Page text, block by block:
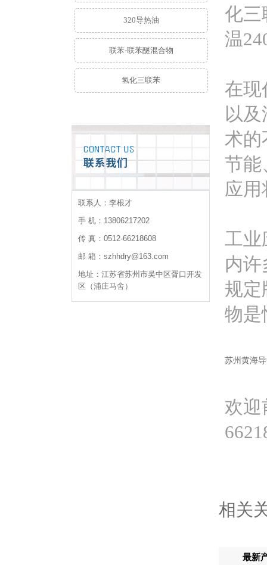
320导热油
联苯-联苯醚混合物
氢化三联苯
联系人：李根才
手 机：13806217202
传 真：0512-66218608
邮 箱：szhhdry@163.com
地址：江苏省苏州市吴中区胥口开发
区（浦庄马舍）
化三
温
在现
以
术的
节能
应
工业
内
规定
物是
苏州黄海
欢迎
相关
最新